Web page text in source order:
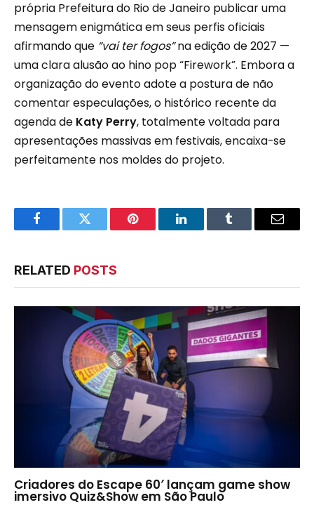
própria Prefeitura do Rio de Janeiro publicar uma
mensagem enigmática em seus perfis oficiais
afirmando que “vai ter fogos”na edição de 2027 —
uma clara alusão ao hino pop “Firework”. Embora a
organização do evento adote a postura de não
comentar especulações, o histórico recente da
agenda de Katy Perry, totalmente voltada para
apresentações massivas em festivais, encaixa-se
perfeitamente nos moldes do projeto.
FacebookTwitter Pinterest LinkedInTumblr Email
RELATED POSTS
Criadores do Escape 60′ lançam game show
imersivo Quiz&Show em São Paulo